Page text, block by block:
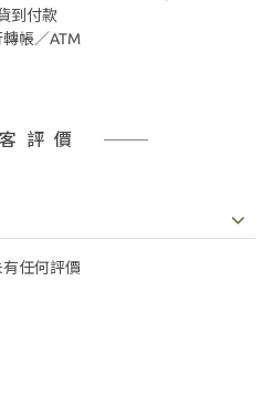
到付款
帳／ATM
評價
有任何評價